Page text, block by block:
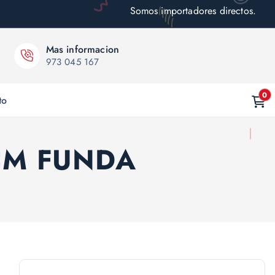
Somos importadores directos.
Mas informacion
973 045 167
0
FUNDA